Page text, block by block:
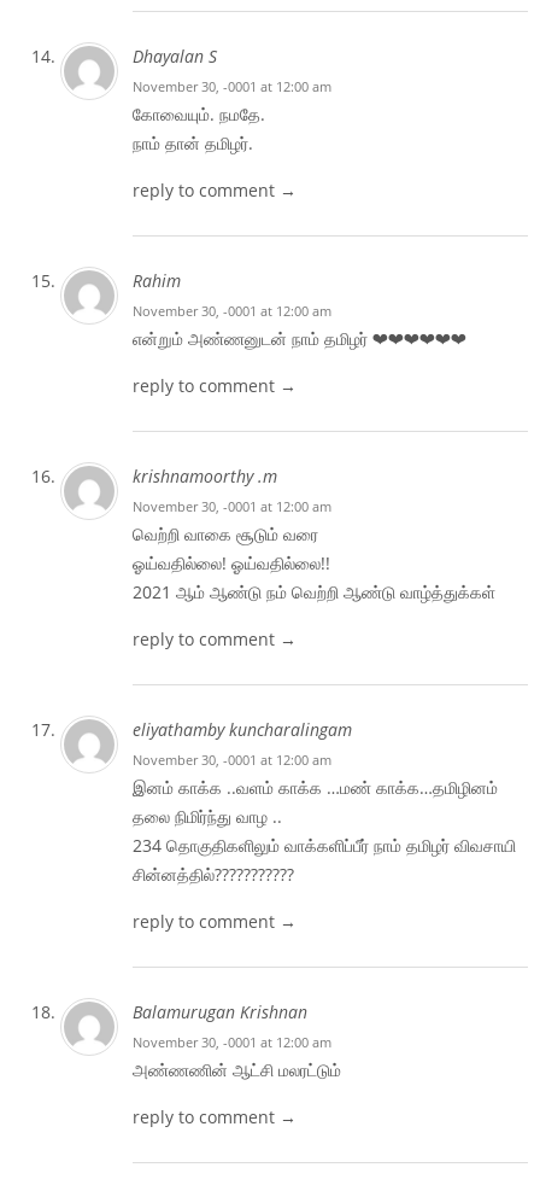
Dhayalan S
November 30, -0001 at 12:00 am
கோவையும். நமதே.
நாம் தான் தமிழர்.
reply to comment →
Rahim
November 30, -0001 at 12:00 am
என்றும் அண்ணனுடன் நாம் தமிழர் ❤❤❤❤❤❤
reply to comment →
krishnamoorthy .m
November 30, -0001 at 12:00 am
வெற்றி வாகை சூடும் வரை
ஓய்வதில்லை! ஓய்வதில்லை!!
2021 ஆம் ஆண்டு நம் வெற்றி ஆண்டு வாழ்த்துக்கள்
reply to comment →
eliyathamby kuncharalingam
November 30, -0001 at 12:00 am
இனம் காக்க ..வளம் காக்க …மண் காக்க…தமிழினம்
தலை நிமிர்ந்து வாழ ..
234 தொகுதிகளிலும் வாக்களிப்பீர் நாம் தமிழர் விவசாயி
சின்னத்தில்???????????
reply to comment →
Balamurugan Krishnan
November 30, -0001 at 12:00 am
அண்ணணின் ஆட்சி மலரட்டும்
reply to comment →